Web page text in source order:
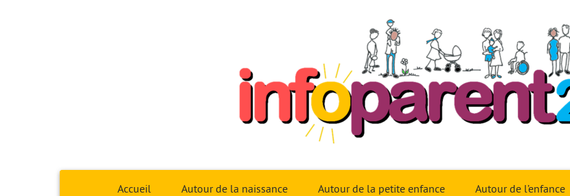
Infoparent29
Accueil Autour de la naissance Autour de la petite enfance Autour de l’enfance